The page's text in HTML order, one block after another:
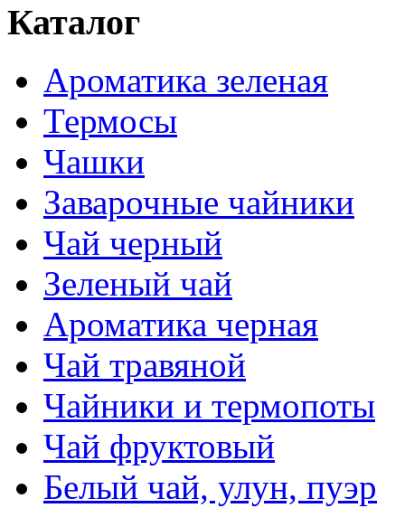
Каталог
Ароматика зеленая
Термосы
Чашки
Заварочные чайники
Чай черный
Зеленый чай
Ароматика черная
Чай травяной
Чайники и термопоты
Чай фруктовый
Белый чай, улун, пуэр